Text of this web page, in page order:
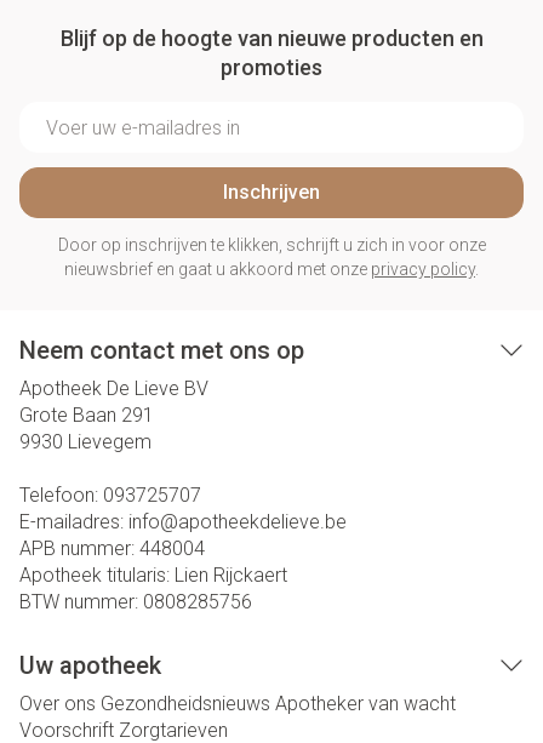
Blijf op de hoogte van nieuwe producten en
promoties
Inschrijven
Door op inschrijven te klikken, schrijft u zich in voor onze
nieuwsbrief en gaat u akkoord met onze privacy policy.
Neem contact met ons op
Apotheek De Lieve BV
Grote Baan 291
9930 Lievegem
Telefoon: 093725707
E-mailadres: info@apotheekdelieve.be
APB nummer: 448004
Apotheek titularis: Lien Rijckaert
BTW nummer: 0808285756
Uw apotheek
Over ons Gezondheidsnieuws Apotheker van wacht
Voorschrift Zorgtarieven